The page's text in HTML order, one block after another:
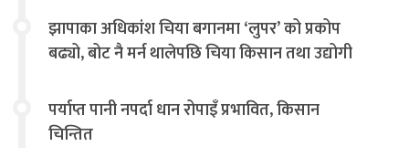
झापाका अधिकांश चिया बगानमा ‘लुपर’ को प्रकोप
बढ्यो, बोट नै मर्न थालेपछि चिया किसान तथा उद्योगी
पर्याप्त पानी नपर्दा धान रोपाइँ प्रभावित, किसान
चिन्तित